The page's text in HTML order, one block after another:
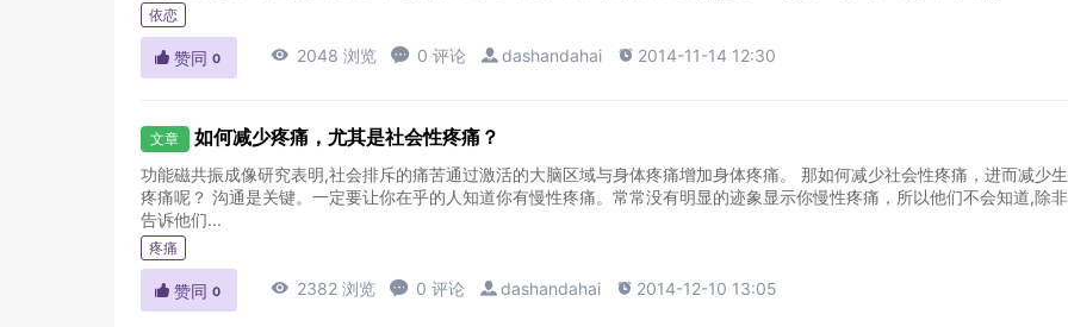
依恋
 赞同 0  2048 浏览  0 评论  dashandahai  2014-11-14 12:30
文章 如何减少疼痛，尤其是社会性疼痛？
功能磁共振成像研究表明,社会排斥的痛苦通过激活的大脑区域与身体疼痛增加身体疼痛。 那如何减少社会性疼痛，进而减少
疼痛呢？ 沟通是关键。一定要让你在乎的人知道你有慢性疼痛。常常没有明显的迹象显示你慢性疼痛，所以他们不会知道,除
告诉他们...
疼痛
 赞同 0  2382 浏览  0 评论  dashandahai  2014-12-10 13:05